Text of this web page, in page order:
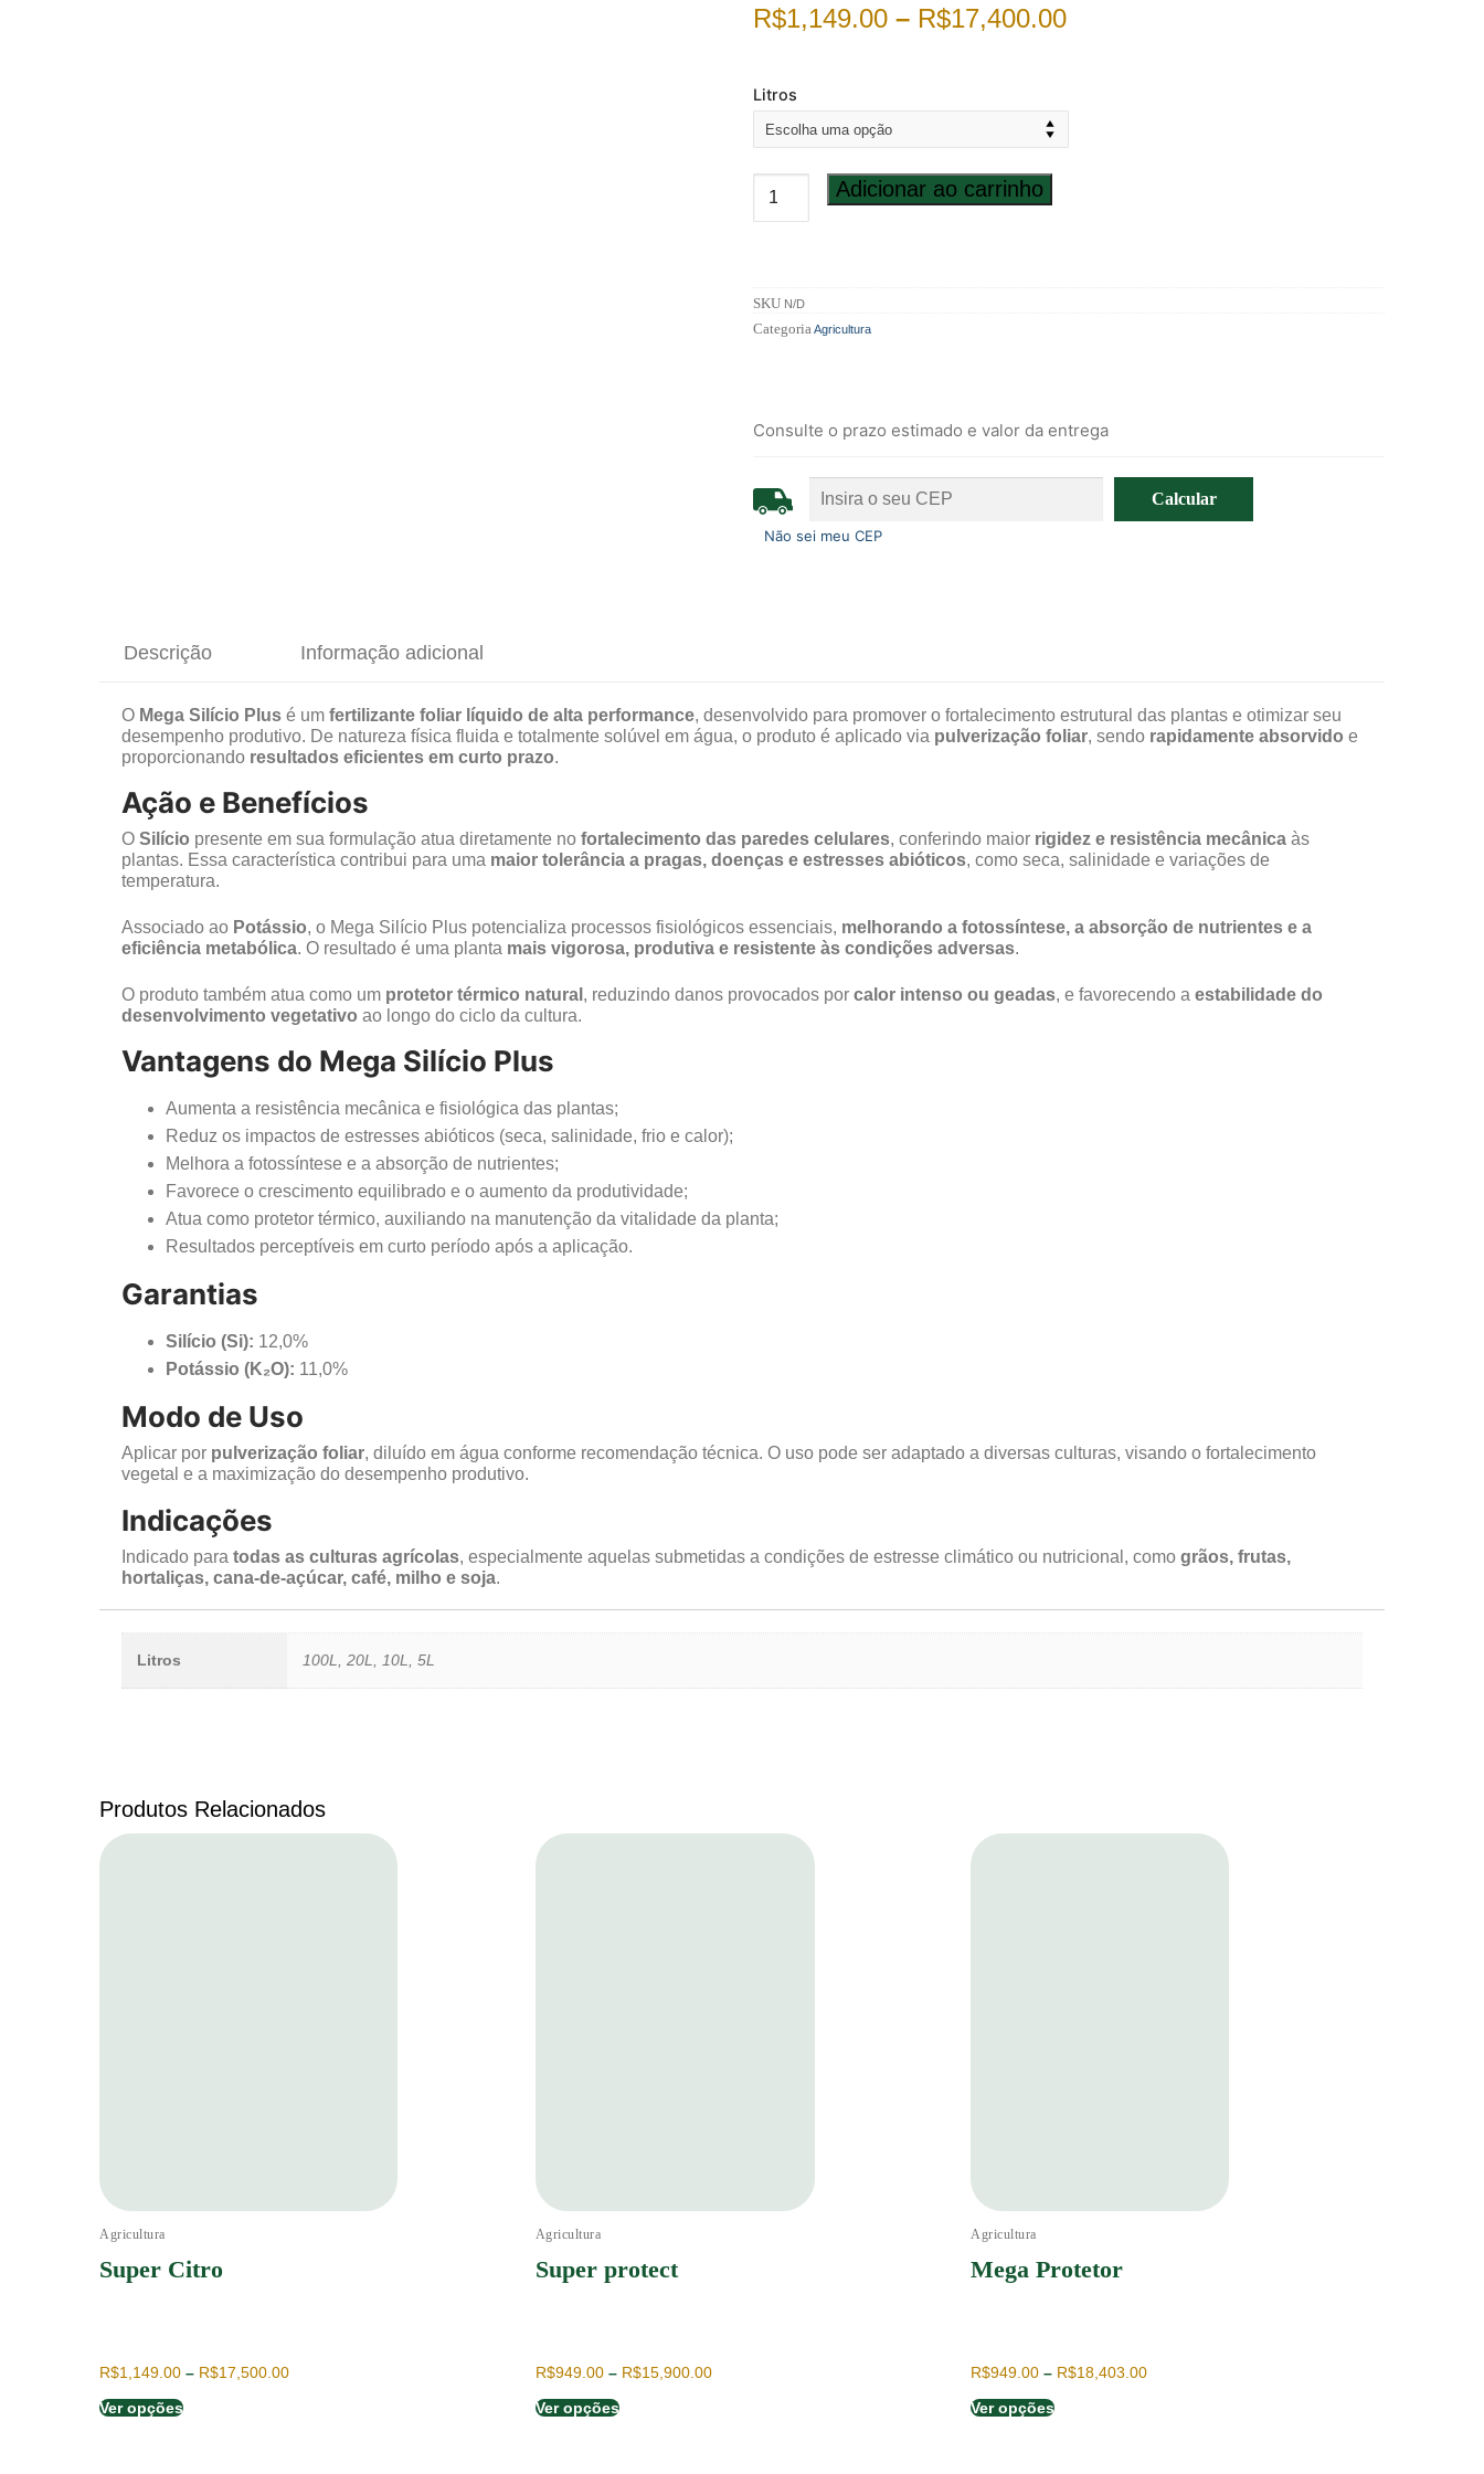
R$1,149.00 – R$17,400.00
Litros
Adicionar ao carrinho
SKU N/D
Categoria Agricultura
Consulte o prazo estimado e valor da entrega
Não sei meu CEP
Descrição Informação adicional
O Mega Silício Plus é um fertilizante foliar líquido de alta performance, desenvolvido para promover o fortalecimento estrutural das plantas e otimizar seu
desempenho produtivo. De natureza física fluida e totalmente solúvel em água, o produto é aplicado via pulverização foliar, sendo rapidamente absorvido e
proporcionando resultados eficientes em curto prazo.
Ação e Benefícios
O Silício presente em sua formulação atua diretamente no fortalecimento das paredes celulares, conferindo maior rigidez e resistência mecânica às
plantas. Essa característica contribui para uma maior tolerância a pragas, doenças e estresses abióticos, como seca, salinidade e variações de
temperatura.
Associado ao Potássio, o Mega Silício Plus potencializa processos fisiológicos essenciais, melhorando a fotossíntese, a absorção de nutrientes e a
eficiência metabólica. O resultado é uma planta mais vigorosa, produtiva e resistente às condições adversas.
O produto também atua como um protetor térmico natural , reduzindo danos provocados por calor intenso ou geadas, e favorecendo a estabilidade do
desenvolvimento vegetativo ao longo do ciclo da cultura.
Vantagens do Mega Silício Plus
Aumenta a resistência mecânica e fisiológica das plantas;
Reduz os impactos de estresses abióticos (seca, salinidade, frio e calor);
Melhora a fotossíntese e a absorção de nutrientes;
Favorece o crescimento equilibrado e o aumento da produtividade;
Atua como protetor térmico, auxiliando na manutenção da vitalidade da planta;
Resultados perceptíveis em curto período após a aplicação.
Garantias
Silício (Si): 12,0%
Potássio (K₂O): 11,0%
Modo de Uso
Aplicar por pulverização foliar, diluído em água conforme recomendação técnica. O uso pode ser adaptado a diversas culturas, visando o fortalecimento
vegetal e a maximização do desempenho produtivo.
Indicações
Indicado para todas as culturas agrícolas, especialmente aquelas submetidas a condições de estresse climático ou nutricional, como grãos, frutas,
hortaliças, cana-de-açúcar, café, milho e soja.
Litros 100L, 20L, 10L, 5L
Produtos Relacionados
Agricultura
Super Citro
R$1,149.00 – R$17,500.00
Ver opções
Agricultura
Super protect
R$949.00 – R$15,900.00
Ver opções
Agricultura
Mega Protetor
R$949.00 – R$18,403.00
Ver opções